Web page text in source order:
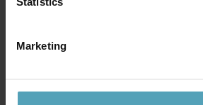
Marketing
NORDIC LIGHTING
785 kr.
Vejl. 1 047 kr.
525 kr.
Vejl. 549 kr.